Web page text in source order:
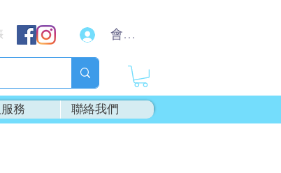
會員登入
務 聯絡我們